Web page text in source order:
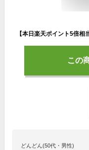
この
どんどん(50代・男性)